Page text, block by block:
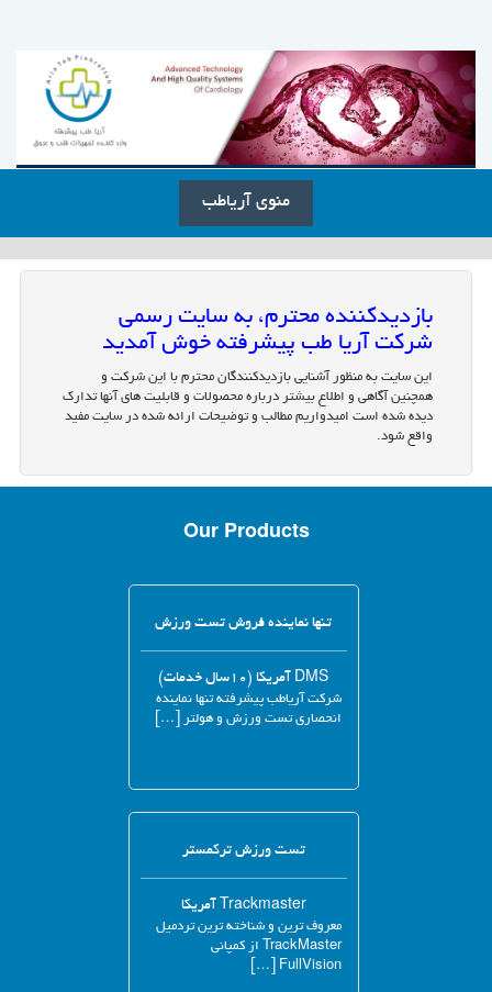
منوی آریاطب
بازدیدکننده محترم، به سایت رسمی
شرکت آریا طب پیشرفته خوش آمدید
این سایت به منظور آشنایی بازدیدکنندگان محترم با این شرکت و
همچنین آگاهی و اطلاع بیشتر درباره محصولات و قابلیت های آنها تدارک
دیده شده است امیدواریم مطالب و توضیحات ارائه شده در سایت مفید
واقع شود.
Our Products
تنها نماینده فروش تست ورزش
DMS آمریکا (۱۰سال خدمات)
شرکت آریاطب پیشرفته تنها نماینده
انحصاری تست ورزش و هولتر […]
تست ورزش ترکمستر
Trackmaster آمریکا
معروف ترین و شناخته ترین تردمیل
TrackMaster از کمپانی
FullVision […]